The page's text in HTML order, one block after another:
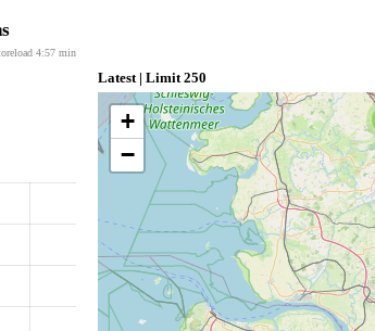
4:57 min
Latest | Limit 250
+
−